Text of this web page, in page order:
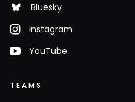
Bluesky
Instagram
YouTube
TEAMS